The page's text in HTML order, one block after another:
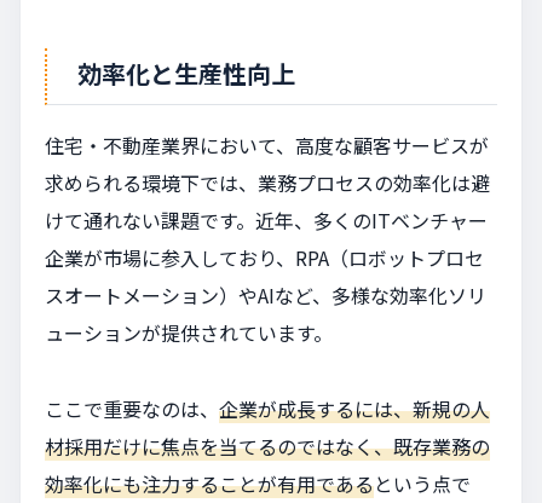
効率化と生産性向上
住宅・不動産業界において、高度な顧客サービスが
求められる環境下では、業務プロセスの効率化は避
けて通れない課題です。近年、多くのITベンチャー
企業が市場に参入しており、RPA（ロボットプロセ
スオートメーション）やAIなど、多様な効率化ソリ
ューションが提供されています。
ここで重要なのは、 企業が成長するには、新規の人
材採用だけに焦点を当てるのではなく、既存業務の
効率化にも注力することが有用であるという点で